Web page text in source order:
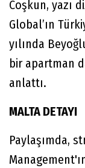
Coşkun, yazı
Global’ın
yılında
bir apartman
anlattı.
MALTA DETAYI
Paylaşımda,